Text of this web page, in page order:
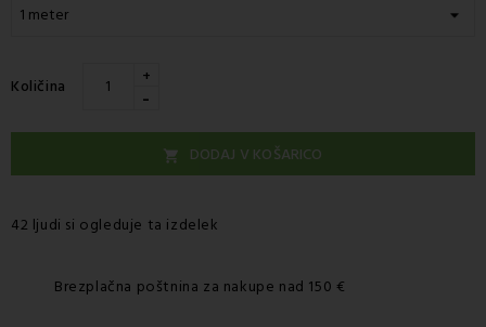
Količina +
-
 DODAJ V KOŠARICO
42 ljudi si ogleduje ta izdelek
Brezplačna poštnina za nakupe nad 150 €